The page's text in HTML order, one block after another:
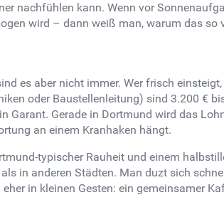
nachfühlen kann. Wenn vor
wird – dann weiß man, warum das so
es aber nicht immer. Wer frisch
oder Baustellenleitung) sind 3.200 €
Garant. Gerade in Dortmund wird das
an einem Kranhaken hängt.
typischer Rauheit und einem
in anderen Städten. Man duzt sich
in kleinen Gesten: ein gemeinsamer